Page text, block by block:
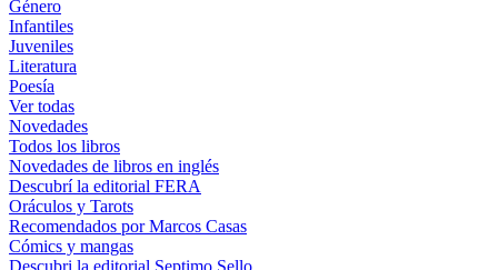
Género
Infantiles
Juveniles
Literatura
Poesía
Ver todas
Novedades
Todos los libros
Novedades de libros en inglés
Descubrí la editorial FERA
Oráculos y Tarots
Recomendados por Marcos Casas
Cómics y mangas
Descubri la editorial Septimo Sello